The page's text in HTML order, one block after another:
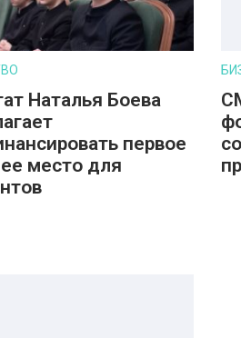
Наталья Боева
первое
место для